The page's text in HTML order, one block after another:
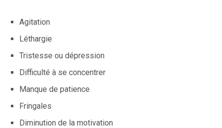
Agitation
Léthargie
Tristesse ou dépression
Difficulté à se concentrer
Manque de patience
Fringales
Diminution de la motivation